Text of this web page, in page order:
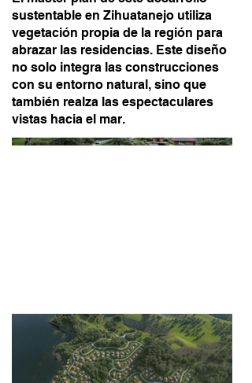
sustentable en Zihuatanejo utiliza
vegetación propia de la región para
abrazar las residencias. Este diseño
no solo integra las construcciones
con su entorno natural, sino que
también realza las espectaculares
vistas hacia el mar.